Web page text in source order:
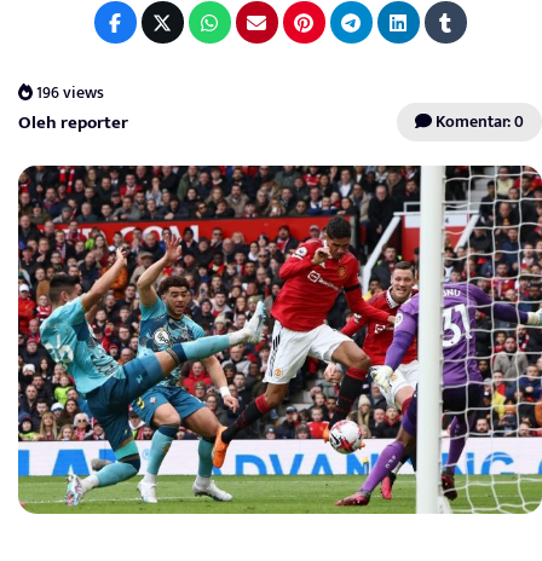
196 views
Oleh reporter Komentar: 0